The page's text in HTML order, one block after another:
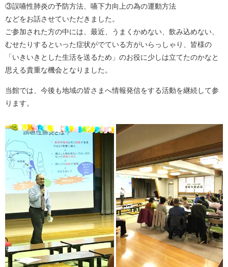
③誤嚥性肺炎の予防方法、嚥下力向上の為の運動方法
などをお話させていただきました。
ご参加された方の中には、最近、うまくかめない、飲み込めない、
むせたりするといった症状がでている方がいらっしゃり、皆様の
「いきいきとした生活を送るため」のお役に少しは立てたのかなと
思える貴重な機会となりました。
当館では、今後も地域の皆さまへ情報発信をする活動を継続して参
ります。